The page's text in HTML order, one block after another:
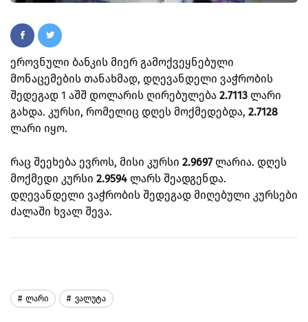
ეროვნული ბანკის მიერ გამოქვეყნებული
მონაცემების თანახმად, დღევანდელი ვაჭრობის
შედეგად 1 აშშ დოლარის ღირებულება 2.7113 ლარი
გახდა. კურსი, რომელიც დღეს მოქმედებდა, 2.7128
ლარი იყო.
რაც შეეხება ევროს, მისი კურსი 2.9697ლარია. დღეს
მოქმედი კურსი 2.9594 ლარს შეადგენდა.
დღევანდელი ვაჭრობის შედეგად მიღებული კურსები
ძალაში ხვალ შევა.
Ლარი Ვალუტა